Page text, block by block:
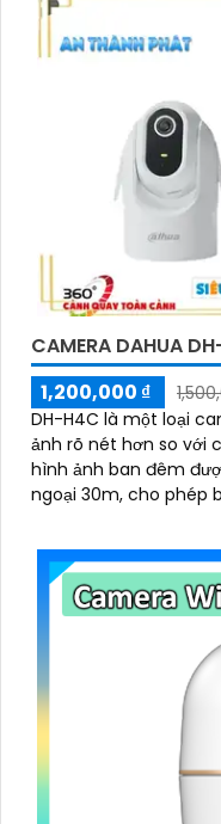
CAMERA DAHUA
1,200,000 ₫
DH-H4C là một loại
ảnh rõ nét hơn so với công
hình ảnh ban đêm
ngoại 30m, cho phép